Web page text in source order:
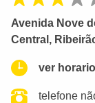
Avenida Nove
Central,
ver
telefone